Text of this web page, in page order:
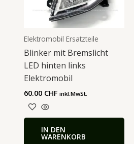
Elektromobil Ersatzteile
Blinker mit Bremslicht
LED hinten links
Elektromobil
60.00 CHF inkl.MwSt.
IN DEN
WARENKORB